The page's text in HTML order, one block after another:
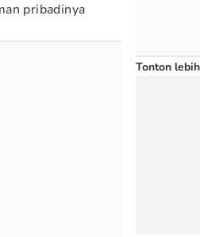
pribadinya
Tonton